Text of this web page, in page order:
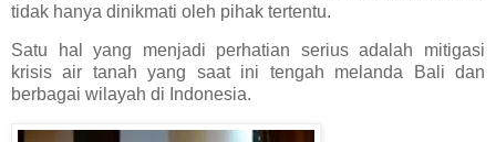
tidak hanya dinikmati oleh pihak tertentu.
Satu hal yang menjadi perhatian serius adalah mitigasi
krisis air tanah yang saat ini tengah melanda Bali dan
berbagai wilayah di Indonesia.